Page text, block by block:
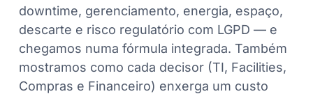
downtime, gerenciamento, energia, espaço,
descarte e risco regulatório com LGPD — e
chegamos numa fórmula integrada. Também
mostramos como cada decisor (TI, Facilities,
Compras e Financeiro) enxerga um custo